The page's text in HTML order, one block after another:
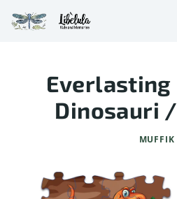
na
obsah
Everlasting
Dinosauri
MUFFIK